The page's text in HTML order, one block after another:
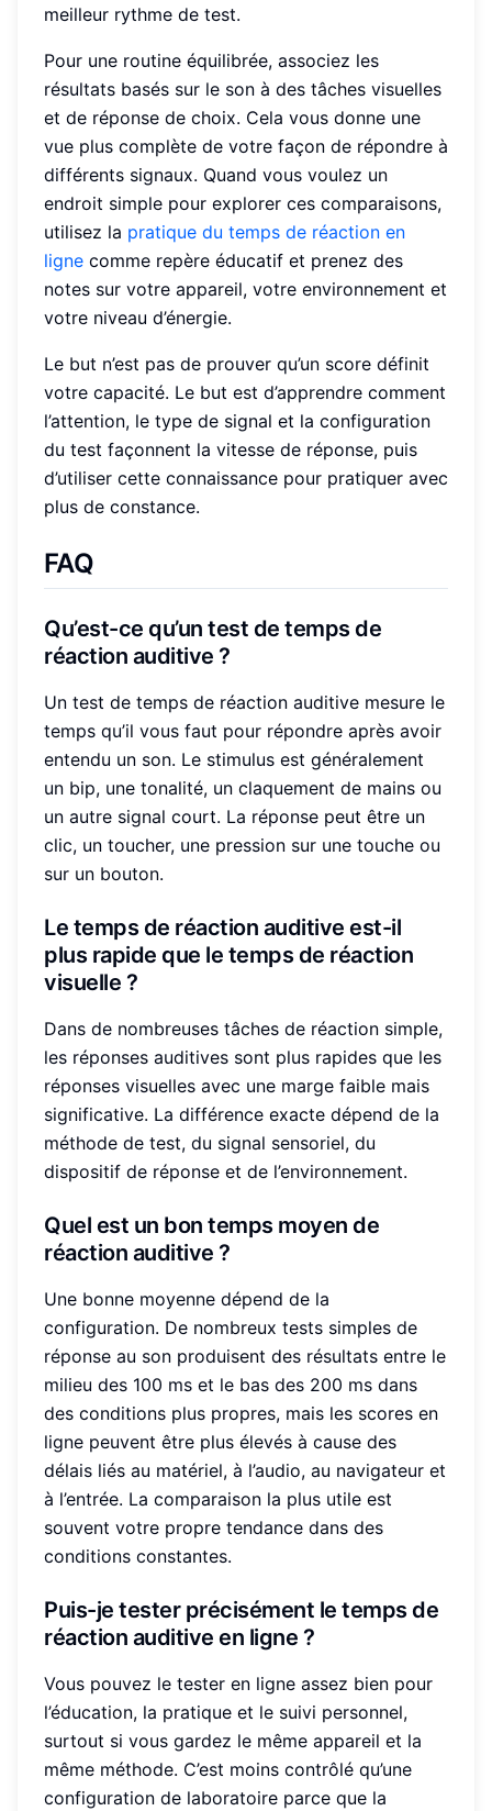
meilleur rythme de test.
Pour une routine équilibrée, associez les
résultats basés sur le son à des tâches visuelles
et de réponse de choix. Cela vous donne une
vue plus complète de votre façon de répondre à
différents signaux. Quand vous voulez un
endroit simple pour explorer ces comparaisons,
utilisez la pratique du temps de réaction en
ligne comme repère éducatif et prenez des
notes sur votre appareil, votre environnement et
votre niveau d’énergie.
Le but n’est pas de prouver qu’un score définit
votre capacité. Le but est d’apprendre comment
l’attention, le type de signal et la configuration
du test façonnent la vitesse de réponse, puis
d’utiliser cette connaissance pour pratiquer avec
plus de constance.
FAQ
Qu’est-ce qu’un test de temps de
réaction auditive ?
Un test de temps de réaction auditive mesure le
temps qu’il vous faut pour répondre après avoir
entendu un son. Le stimulus est généralement
un bip, une tonalité, un claquement de mains ou
un autre signal court. La réponse peut être un
clic, un toucher, une pression sur une touche ou
sur un bouton.
Le temps de réaction auditive est-il
plus rapide que le temps de réaction
visuelle ?
Dans de nombreuses tâches de réaction simple,
les réponses auditives sont plus rapides que les
réponses visuelles avec une marge faible mais
significative. La différence exacte dépend de la
méthode de test, du signal sensoriel, du
dispositif de réponse et de l’environnement.
Quel est un bon temps moyen de
réaction auditive ?
Une bonne moyenne dépend de la
configuration. De nombreux tests simples de
réponse au son produisent des résultats entre le
milieu des 100 ms et le bas des 200 ms dans
des conditions plus propres, mais les scores en
ligne peuvent être plus élevés à cause des
délais liés au matériel, à l’audio, au navigateur et
à l’entrée. La comparaison la plus utile est
souvent votre propre tendance dans des
conditions constantes.
Puis-je tester précisément le temps de
réaction auditive en ligne ?
Vous pouvez le tester en ligne assez bien pour
l’éducation, la pratique et le suivi personnel,
surtout si vous gardez le même appareil et la
même méthode. C’est moins contrôlé qu’une
configuration de laboratoire parce que la